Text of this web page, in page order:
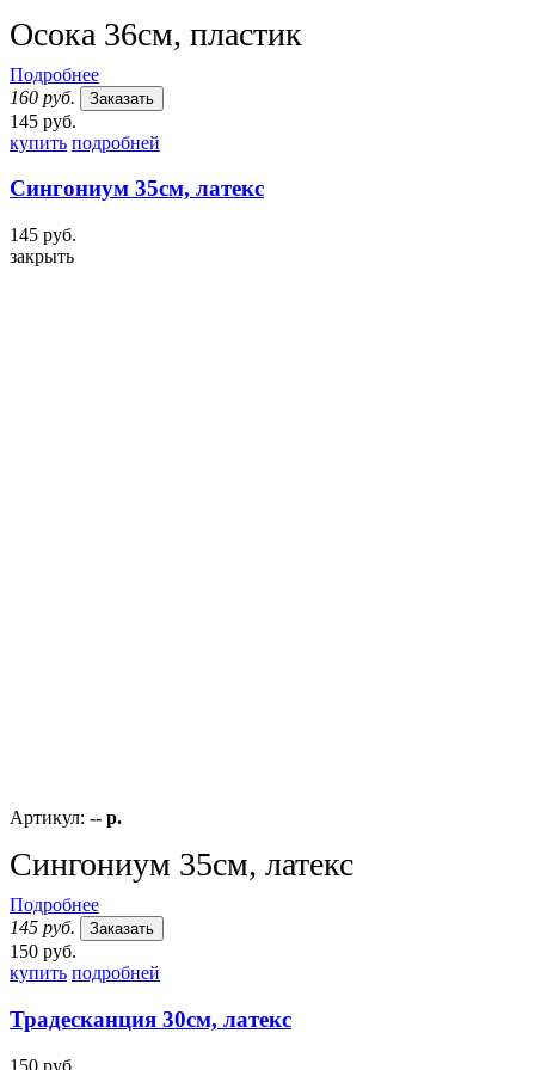
Осока 36см, пластик
Подробнее
160 руб.
Заказать
145 руб.
купить подробней
Сингониум 35см, латекс
145 руб.
закрыть
Артикул: -- р.
Сингониум 35см, латекс
Подробнее
145 руб.
Заказать
150 руб.
купить подробней
Традесканция 30см, латекс
150 руб.